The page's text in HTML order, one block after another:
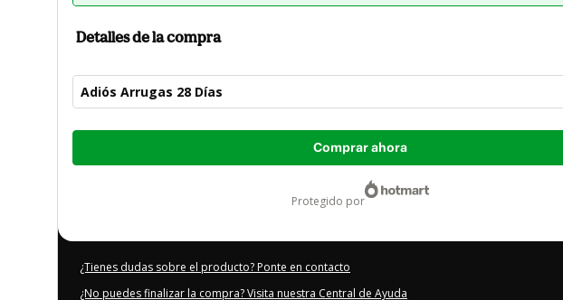
Detalles de la compra
Adiós Arrugas 28 Días
Total
Comprar ahora
protegido por
¿Tienes dudas sobre el producto? Ponte en contacto
¿No puedes finalizar la compra? Visita nuestra Central de Ayuda